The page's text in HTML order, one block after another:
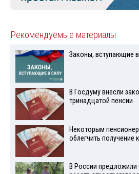
Рекомендуемые материалы
Законы, вступающие в
В Госдуму внесли
тринадцатой пенсии
Некоторым
облегчить получение
В России